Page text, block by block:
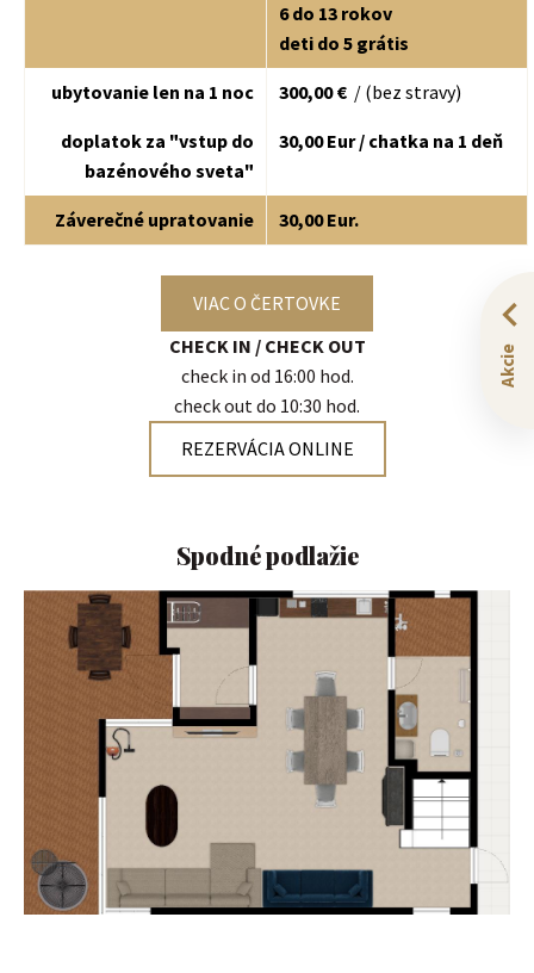
Akcie
6 do 13 rokov
deti do 5 grátis
ubytovanie len na 1 noc 300,00 € / (bez stravy)
doplatok za "vstup do
bazénového sveta"
30,00 Eur / chatka na 1 deň
​Záverečné upratovanie 30,00 Eur.
VIAC O ČERTOVKE
CHECK IN / CHECK OUT
check in od 16:00 hod.
check out do 10:30 hod.
REZERVÁCIA ONLINE
Spodné podlažie